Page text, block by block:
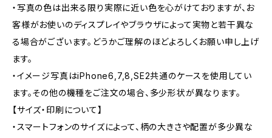
・写真の色は出来る限り実際に近い色を心がけておりますが、お
客様がお使いのディスプレイやブラウザによって実物と若干異な
る場合がございます。どうかご理解のほどよろしくお願い申し上げ
ます。
・イメージ写真はiPhone6,7,8,SE2共通のケースを使用してい
ます。その他の機種をご注文の場合、多少形状が異なります。
【サイズ・印刷について】
・スマートフォンのサイズによって、柄の大きさや配置が多少異な